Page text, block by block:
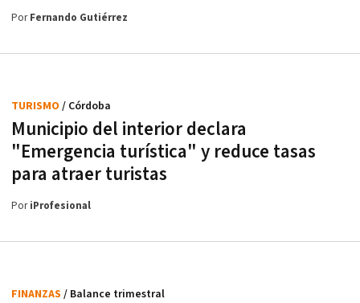
PorFernando Gutiérrez
Municipio del interior declara
"Emergencia turística" y reduce tasas
para atraer turistas
TURISMO / Córdoba
PoriProfesional
FINANZAS / Balance trimestral